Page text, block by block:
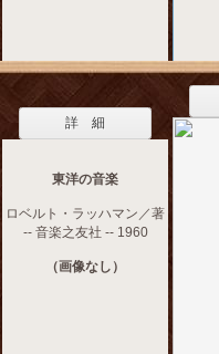
詳 細
東洋の音楽
ロベルト・ラッハマン／著
-- 音楽之友社 -- 1960
（画像なし）